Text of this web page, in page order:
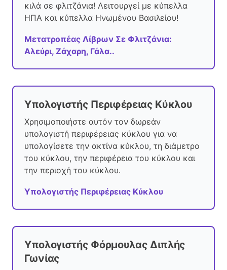
κιλά σε φλιτζάνια! Λειτουργεί με κύπελλα
ΗΠΑ και κύπελλα Ηνωμένου Βασιλείου!
Μετατροπέας Λίβρων Σε Φλιτζάνια:
Αλεύρι, Ζάχαρη, Γάλα..
Υπολογιστής Περιφέρειας Κύκλου
Χρησιμοποιήστε αυτόν τον δωρεάν
υπολογιστή περιφέρειας κύκλου για να
υπολογίσετε την ακτίνα κύκλου, τη διάμετρο
του κύκλου, την περιφέρεια του κύκλου και
την περιοχή του κύκλου.
Υπολογιστής Περιφέρειας Κύκλου
Υπολογιστής Φόρμουλας Διπλής
Γωνίας